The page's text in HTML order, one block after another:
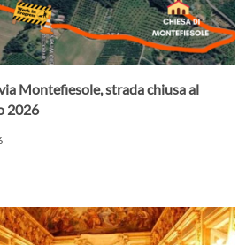
Montefiesole, strada chiusa al
2026